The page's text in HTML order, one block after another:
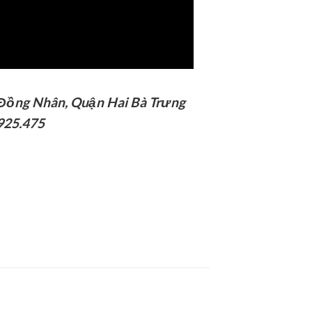
Nhân, Quận Hai Bà Trưng